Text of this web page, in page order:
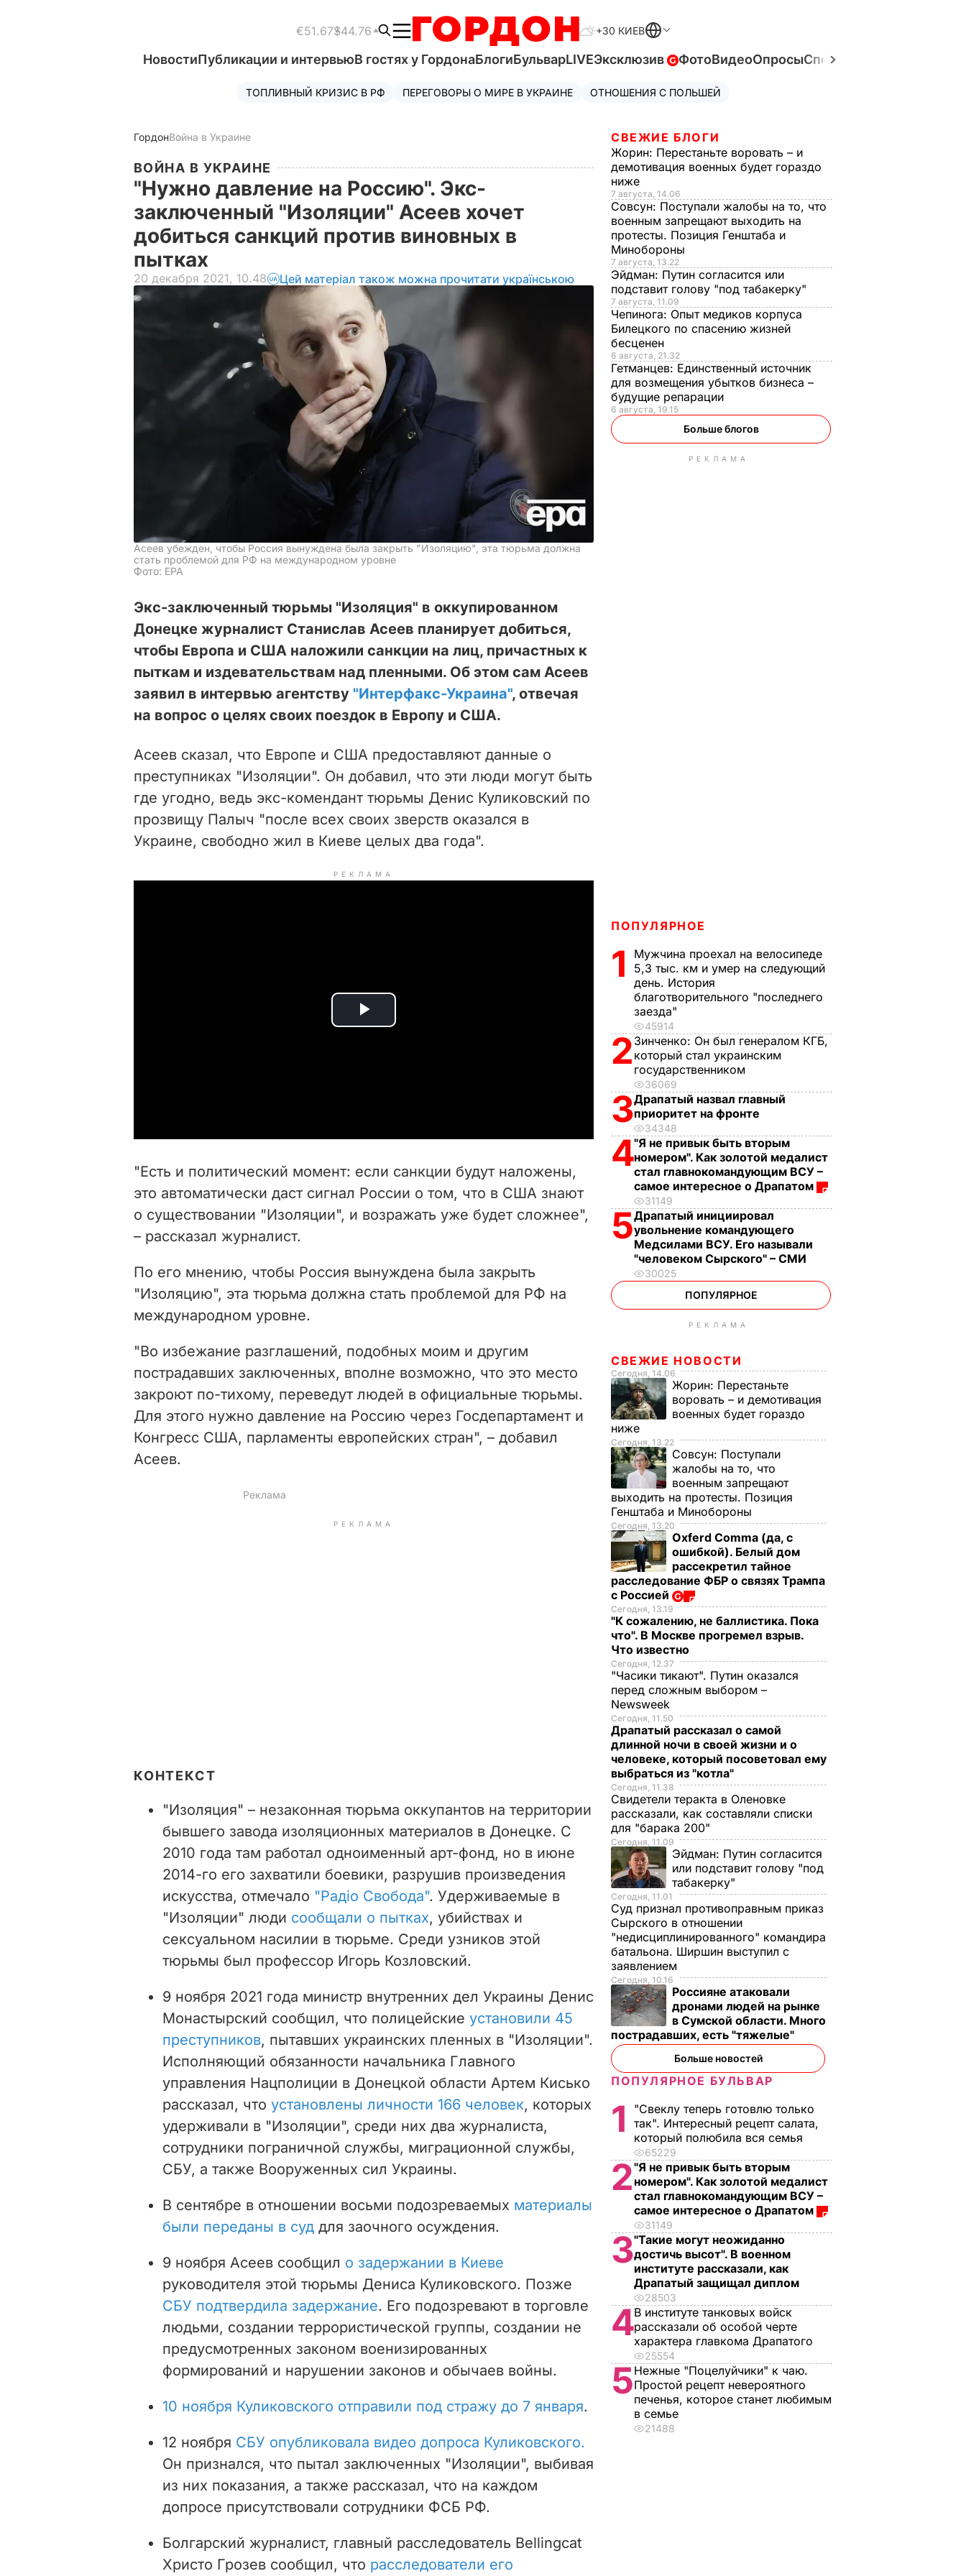
€51.67$44.76 +30 КИЕВ
НовостиПубликации и интервьюВ гостях у ГордонаБлогиБульварLIVEЭксклюзив ФотоВидеоОпросыСпецпроекты
ТОПЛИВНЫЙ КРИЗИС В РФ ПЕРЕГОВОРЫ О МИРЕ В УКРАИНЕ ОТНОШЕНИЯ С ПОЛЬШЕЙ
ГордонВойна в Украине
ВОЙНА В УКРАИНЕ
"Нужно давление на Россию". Экс-
заключенный "Изоляции" Асеев хочет
добиться санкций против виновных в
пытках
20 декабря 2021, 10.48 Цей матеріал також можна прочитати українською
Асеев убежден, чтобы Россия вынуждена была закрыть "Изоляцию", эта тюрьма должна
стать проблемой для РФ на международном уровне
Фото: EPA
Экс-заключенный тюрьмы "Изоляция" в оккупированном
Донецке журналист Станислав Асеев планирует добиться,
чтобы Европа и США наложили санкции на лиц, причастных к
пыткам и издевательствам над пленными. Об этом сам Асеев
заявил в интервью агентству "Интерфакс-Украина", отвечая
на вопрос о целях своих поездок в Европу и США.
Асеев сказал, что Европе и США предоставляют данные о
преступниках "Изоляции". Он добавил, что эти люди могут быть
где угодно, ведь экс-комендант тюрьмы Денис Куликовский по
прозвищу Палыч "после всех своих зверств оказался в
Украине, свободно жил в Киеве целых два года".
РЕКЛАМА
P
i
d
o
"Есть и политический момент: если санкции будут наложены,
это автоматически даст сигнал России о том, что в США знают
о существовании "Изоляции", и возражать уже будет сложнее",
– рассказал журналист.
По его мнению, чтобы Россия вынуждена была закрыть
"Изоляцию", эта тюрьма должна стать проблемой для РФ на
международном уровне.
"Во избежание разглашений, подобных моим и другим
пострадавших заключенных, вполне возможно, что это место
закроют по-тихому, переведут людей в официальные тюрьмы.
Для этого нужно давление на Россию через Госдепартамент и
Конгресс США, парламенты европейских стран", – добавил
Асеев.
РЕКЛАМА
КОНТЕКСТ
"Изоляция" – незаконная тюрьма оккупантов на территории
бывшего завода изоляционных материалов в Донецке. С
2010 года там работал одноименный арт-фонд, но в июне
2014-го его захватили боевики, разрушив произведения
искусства, отмечало "Радіо Свобода". Удерживаемые в
"Изоляции" люди сообщали о пытках, убийствах и
сексуальном насилии в тюрьме. Среди узников этой
тюрьмы был профессор Игорь Козловский.
9 ноября 2021 года министр внутренних дел Украины Денис
Монастырский сообщил, что полицейские установили 45
преступников, пытавших украинских пленных в "Изоляции".
Исполняющий обязанности начальника Главного
управления Нацполиции в Донецкой области Артем Кисько
рассказал, что установлены личности 166 человек, которых
удерживали в "Изоляции", среди них два журналиста,
сотрудники пограничной службы, миграционной службы,
СБУ, а также Вооруженных сил Украины.
В сентябре в отношении восьми подозреваемых материалы
были переданы в суд для заочного осуждения.
9 ноября Асеев сообщил о задержании в Киеве
руководителя этой тюрьмы Дениса Куликовского. Позже
СБУ подтвердила задержание. Его подозревают в торговле
людьми, создании террористической группы, создании не
предусмотренных законом военизированных
формирований и нарушении законов и обычаев войны.
10 ноября Куликовского отправили под стражу до 7 января.
12 ноября СБУ опубликовала видео допроса Куликовского.
Он признался, что пытал заключенных "Изоляции", выбивая
из них показания, а также рассказал, что на каждом
допросе присутствовали сотрудники ФСБ РФ.
Болгарский журналист, главный расследователь Bellingcat
Христо Грозев сообщил, что расследователи его
СВЕЖИЕ БЛОГИ
Жорин: Перестаньте воровать – и
демотивация военных будет гораздо
ниже
7 августа, 14.06
Совсун: Поступали жалобы на то, что
военным запрещают выходить на
протесты. Позиция Генштаба и
Минобороны
7 августа, 13.22
Эйдман: Путин согласится или
подставит голову "под табакерку"
7 августа, 11.09
Чепинога: Опыт медиков корпуса
Билецкого по спасению жизней
бесценен
6 августа, 21.32
Гетманцев: Единственный источник
для возмещения убытков бизнеса –
будущие репарации
6 августа, 19.15
Больше блогов
РЕКЛАМА
ПОПУЛЯРНОЕ
1
Мужчина проехал на велосипеде
5,3 тыс. км и умер на следующий
день. История
благотворительного "последнего
заезда"
45914
2 Зинченко: Он был генералом КГБ,
который стал украинским
государственником
36069
3Драпатый назвал главный
приоритет на фронте
34348
4"Я не привык быть вторым
номером". Как золотой медалист
стал главнокомандующим ВСУ –
самое интересное о Драпатом
31149
5Драпатый инициировал
увольнение командующего
Медсилами ВСУ. Его называли
"человеком Сырского" – СМИ
30025
ПОПУЛЯРНОЕ
РЕКЛАМА
СВЕЖИЕ НОВОСТИ
Сегодня, 14.06
Жорин: Перестаньте
воровать – и демотивация
военных будет гораздо
ниже
Сегодня, 13.22
Совсун: Поступали
жалобы на то, что
военным запрещают
выходить на протесты. Позиция
Генштаба и Минобороны
Сегодня, 13.20
Oxferd Comma (да, с
ошибкой). Белый дом
рассекретил тайное
расследование ФБР о связях Трампа
с Россией
Сегодня, 13.19
"К сожалению, не баллистика. Пока
что". В Москве прогремел взрыв.
Что известно
Сегодня, 12.37
"Часики тикают". Путин оказался
перед сложным выбором –
Newsweek
Сегодня, 11.50
Драпатый рассказал о самой
длинной ночи в своей жизни и о
человеке, который посоветовал ему
выбраться из "котла"
Сегодня, 11.38
Свидетели теракта в Оленовке
рассказали, как составляли списки
для "барака 200"
Сегодня, 11.09
Эйдман: Путин согласится
или подставит голову "под
табакерку"
Сегодня, 11.01
Суд признал противоправным приказ
Сырского в отношении
"недисциплинированного" командира
батальона. Ширшин выступил с
заявлением
Сегодня, 10.16
Россияне атаковали
дронами людей на рынке
в Сумской области. Много
пострадавших, есть "тяжелые"
Больше новостей
ПОПУЛЯРНОЕ БУЛЬВАР
1
"Свеклу теперь готовлю только
так". Интересный рецепт салата,
который полюбила вся семья
65229
2"Я не привык быть вторым
номером". Как золотой медалист
стал главнокомандующим ВСУ –
самое интересное о Драпатом
31149
3"Такие могут неожиданно
достичь высот". В военном
институте рассказали, как
Драпатый защищал диплом
28503
4В институте танковых войск
рассказали об особой черте
характера главкома Драпатого
25554
5Нежные "Поцелуйчики" к чаю.
Простой рецепт невероятного
печенья, которое станет любимым
в семье
21488